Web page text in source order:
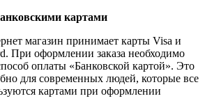
картами
магазин принимает карты Visa и
При оформлении заказа необходимо
оплаты «Банковской картой». Это
для современных людей, которые все
картами при оформлении